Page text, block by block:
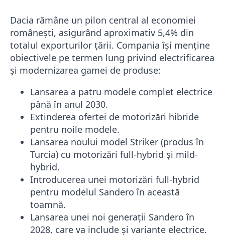
Dacia rămâne un pilon central al economiei
românești, asigurând aproximativ 5,4% din
totalul exporturilor țării. Compania își menține
obiectivele pe termen lung privind electrificarea
și modernizarea gamei de produse:
Lansarea a patru modele complet electrice
până în anul 2030.
Extinderea ofertei de motorizări hibride
pentru noile modele.
Lansarea noului model Striker (produs în
Turcia) cu motorizări full-hybrid și mild-
hybrid.
Introducerea unei motorizări full-hybrid
pentru modelul Sandero în această
toamnă.
Lansarea unei noi generații Sandero în
2028, care va include și variante electrice.